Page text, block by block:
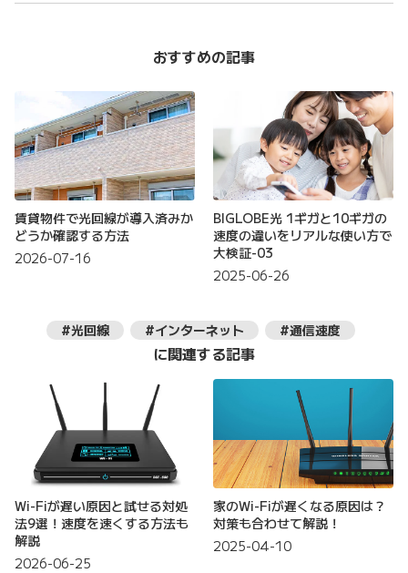
おすすめの記事
賃貸物件で光回線が導入済みか
どうか確認する方法
2026-07-16
BIGLOBE光 1ギガと10ギガの
速度の違いをリアルな使い方で
大検証-03
2025-06-26
#光回線 #インターネット #通信速度
に関連する記事
Wi-Fiが遅い原因と試せる対処
法9選！速度を速くする方法も
解説
2026-06-25
家のWi-Fiが遅くなる原因は？
対策も合わせて解説！
2025-04-10